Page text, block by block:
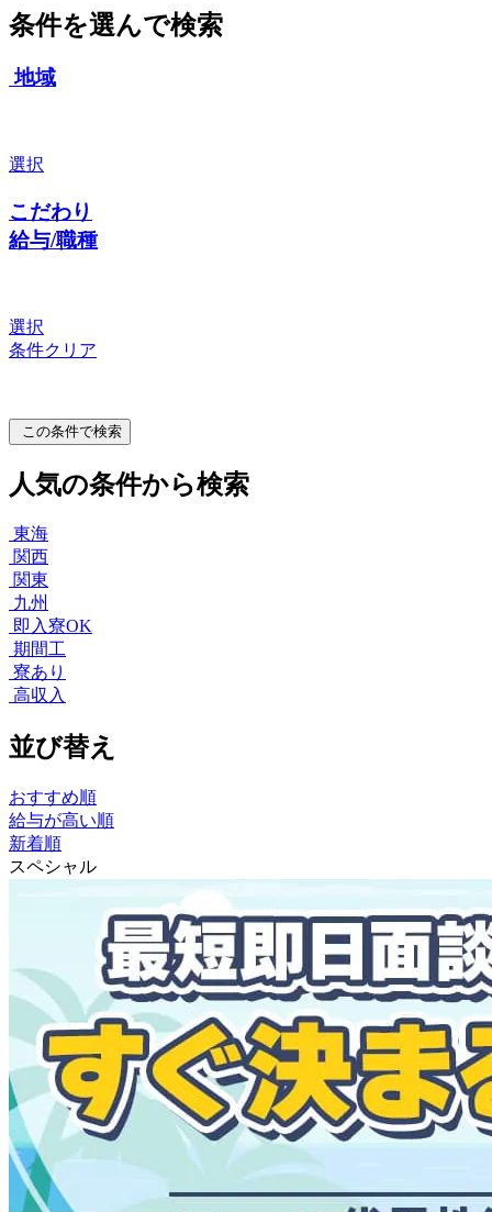
条件を選んで検索
地域
選択
こだわり
給与/職種
選択
条件クリア
この条件で検索
人気の条件から検索
東海
関西
関東
九州
即入寮OK
期間工
寮あり
高収入
並び替え
おすすめ順
給与が高い順
新着順
スペシャル